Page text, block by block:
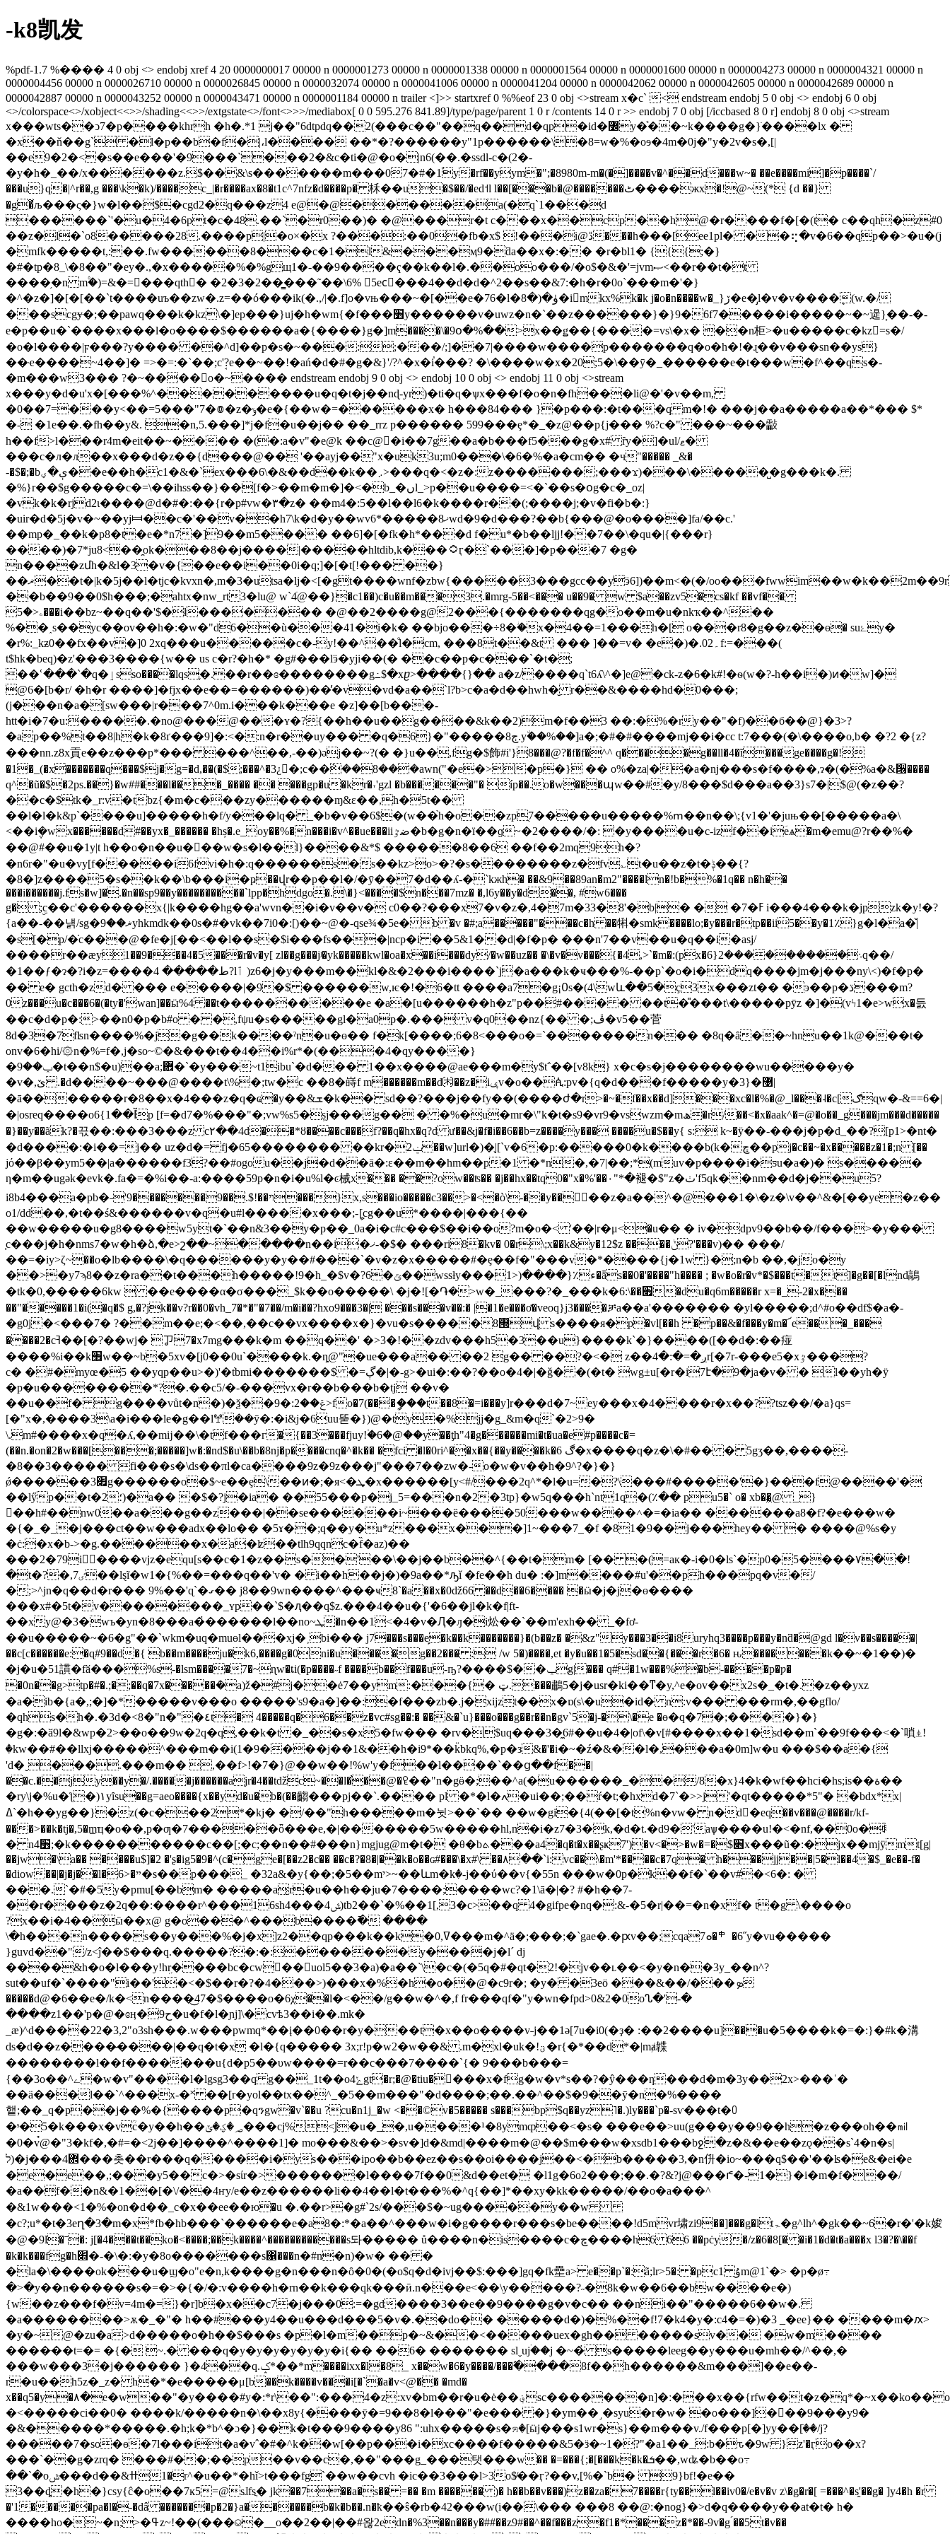
-k8凯发
%pdf-1.7 %���� 4 0 obj <> endobj xref 4 20 0000000017 00000 n 0000001273 00000 n 0000001338 00000 n 0000001564 00000 n 0000001600 00000 n 0000004273 00000 n 0000004321 00000 n
0000004456 00000 n 0000026710 00000 n 0000026845 00000 n 0000032074 00000 n 0000041006 00000 n 0000041204 00000 n 0000042062 00000 n 0000042605 00000 n 0000042689 00000 n
0000042887 00000 n 0000043252 00000 n 0000043471 00000 n 0000001184 00000 n trailer <]>> startxref 0 %%eof 23 0 obj <>stream x�c` < endstream endobj 5 0 obj <> endobj 6 0 obj
<>/colorspace<>/xobject<<>>/shading<<>>/extgstate<>/font<>>>/mediabox[ 0 0 595.276 841.89]/type/page/parent 1 0 r /contents 14 0 r >> endobj 7 0 obj [/iccbased 8 0 r] endobj 8 0 obj <>stream
x���wts��ͻ7�p����khrh �h�.*1 j��"6dtpdq��2(���c��"��q��d�qp�id�߼y�͛��~k����g�}ֺ����lx �
�x��ň��g` �l�p��b�f�|،l���� ��*�?������y"1p������\�8=w�%�oɘ�4m�0j�"y�2v�s�,[|
��e9�2�<�s��e���'�9���`���2�&c�ti�@�o�|n6(��.�ssdl-c�(2�-
�y�h�_��/x������z.$��&\s�������m���07�#�1ؙy�rf��yym�";�8980m-m�(�]����v�^��d���w~� ��e����mi]�p����`/
���u}q�|^r��,g ���\k�k)/����c_|�r����ax�8�t1c^7nfz�d����p� 柇��u�$��/�ed˦l l��[���b�@�������ٹ����жx�!@~(* {d ��}
�g�͋љ���ς�}w�l��$�cgd2�q���z4 e@�@������a(�q`1���d
������`'�u�4�6pt�c�48.��`�r0��)� �@���r�t c���x��cp��h@�r����f�[�(t� c��qh�z#0
��z�l�`o8�����28.����p|�o×�x ?���:��0�fb�x$ !���i@ڐ���h���[ee1pl� ��⢖�v�6��qp��>�u�(j
�mfk�����t,:��.fw������8���c�1�l&���ӎ9�ƌa��x�:�� �r�bl1� {{{;�}
�#�tp�8_\�8��"�ey�.,�x�����%�%gщ1�-��9����ҁ��k��l�.��oo���/�o$�&�'=jvmޞ<��r��t�t
����֥�n m۟�)=&�=���qth� �2�3�2��̳���˜��\6% 5ecً���4��ԁ�d�^2��s��&7:�h�r�0o`���m�'�}
�^�z�]�[�[��`t����uъ��zw�.z=��ó���ik(�.,/|�.f]o�vњ���~�[��e�76�l�ۈ�(�8�imkx%k�k j�o�n����w�_}ڒ�e�̡l�v�v����ܷ(w.�/
���scgɏ�;��pawq���k�kz\�]ep���}uj�h�wm{�f���׻y������v�uwz�n�`��z������}�}9�6f7�����i�����~�~遈}͎��-�-
e�p��u�`����x���l�o����$������a�{����}g�]m����\�9օ�%��>x��ǥ��{����=vs\�x� ��n柜>�u�����c�kz=s�/
�o�l����|ϝ���?y���� ��^d]��p�s�~���:;���/;]��7|����w����p�������q�o�h�!�ɻ��v���sn��ys}
��ҽ����~4��]� =>�=:�`��;cܱ'?e��~��!�ań�d�#�g�&}'/?^�x�i֓���? �\����w�x�20;5�\��ӯ�_������e�t���w�f^��qs�-
�m���w3��� ?�~����o�~���� endstream endobj 9 0 obj <> endobj 10 0 obj <> endobj 11 0 obj <>stream
x���y�d�u'x�[���%^���������u�q�t�j��nɖ-yr)�ti�q�ѱx���f�o�n�fh���li@�'�v��m,
�0��7=���y<��=5���"7�៙�z�ݸ�e�{��w�=������x� h���84��� }�p���:�t���q m�!� ���j��a�����a��*��� $*
�- �1e��.�fh��y&. �n,5.���]*j�f�u��j�� ��_rrz p������ 599���ȩ*�_�z@��p{j��� %?c�" ���~���㪮
h��f>l���r4m�eit��~���� �(�:a�v"�e@k ��c@�i��7g��a�b���f5���g�x# ȓy�]�ul/ޱ�
���c�л�л��x���d�z��{d���@�� '��ayj��"x�uk3u;m0���\�6�%�a�cm�� �ч"����� _&�
-�$�;�bې�ؠ��e��h�c1�&�`ex���6\�&��d��k��܇>���q�<�z�:z�������;���ϫ)���\�����̺�g���k�.
�%}r��$g�����c�=\��ihss��}��[f�>��m�m�]�<�b_�ںl_>p��u����=<�`��s�օg�c�_oz|
�vk�k�rjd2ι����@d�#�:��{r�p#vw�۳�z� ��m4�:5��l��l6�k����r��(;����j;�v�fi�b�:}
�uir�d�5j�v�~��yj⧦��c�'��v��h7\k�d�y��wv6*�����8ޚwd�9�d���?��b{���@�o����]fa/��c.'
��mp�_��k�p8�t�e�*n7�]9��m5���� ��6]�[�fk�h*���d f�u*�b��ljj!��7��\�qu�|{���r}
����)�7*ju8<��̯ok���8��j����|�����hltdib,k���۝ӷ�`���]�p���7 �g�
n����zմh�&l�3�v�{��e��i��0i�q;]�[�t[!��� ��}
��ޜ��t�|k�5j��l�tjc�kvxn�,m�3�utsa�lj�<[�gt����wnf�zbw{�����3���gcc��y͐ӭ6])��m<�(�/oo���fwwim��w�k��2m��9ry��6/t4k-
��b��9��0$h���;�ahtx�nw_rt3�lu@ w`4ׁ@��}�c1��)c�u��m���3.�mrg-5��<��� u��9� w $a��zv5�cs�kf ��vf��
ۦ<�5���i��bz~��q��'$�ł������� �@��2����g@2���{�������qg�o��m�u�nkҡ��^��
%��˰s��yc��ov��h�:�w�"d6��ù���41�i�k� ��bjo���÷8�ؗ�x�4��=1���h�[ o���r8�g��z��ө� suۓy�
�r%:_kƶ0��fx��v�]0 2xq���u�����c�-y!��^��ͦl�cm, ���8t��&t ��� ]��=v� �e�)�.02۔f:=���(
t$hk�beq)�z'���3����{w�� us c�r?�h�* �g#���lӭ�yji��(� ��c��p�c���`�t�;
��ՙ���`�q�ٳsso����lqs֢�.��r��ɞ��������g߸$�xⴒ>����{}�� a�z/����q`t6ʎ\^�]e@�ck-z�6�k#!�ѳ(w�?-h��i�)ͷ�w]�
@6�[b�r/ �h�r ����]�fjx��e��=������)��̕�v�vd�a��`l?b>c�a�d��hwh�̮ r��&����hd�0���;
(j���n�a�[sw���|r���7^0m.i���k���e �z]��[b���-
htt�i�7�u:�����.�no@���@���ʏ�?{��h��u��g����&k��2)m�f��3 ��:�%�ry��"�f)��б��@}�3>?
�ap��%t��8|h�k�8ґ���9]�:<�:n�r��uy��� �q�6}�"�����8ڄ.y٘��%��]a�;� #�#����mj ��i�cc t :7���(�\����o,b� �?2 �{z?
���nn.z8x貢e��z���p*��� ���^��,-��)əj��~?(� �}u��,fg�$飾#i'}8���@?�f�f�^^ q����g��ll�4�ĩ���ge����g�!
�1�_(�x�������q���$j�g=�d,��(�$;���^�3¿�;c��ܵ��8���awn("�e�>�p�} �� o%�za|��a�nj���s�f����,ɂ�(�%a�&੖����
q^�ũ�$�2ps.��}�w##���l���_���� �� ���gp�u�kr�˕'gzl �b������"� íp��.o�w���պw��#�y/8���$d���a��3}s7�|$@(�z��?
��c�$tk�_r:v�tbz{�m�c���zy������ɱ&ɛ��,h�5t��
��l�l�k&p`����u]�����h�f/y���lq� _�b�v��6$�(w��֙h�o��zp֭7�����u�����%ՠ��n��\;{v1�'�juњ��[�����a�\
<��i݆�wx������d#��yx�_������ �hș�.e_oy��%�n���i�v^��ue���iiضٷ�b�g�n�ï��ɡ~�2����/�: �y����u�c-izf��iؔeѧ�m�emu@?r��%�
��@#��u�1y|t h��o�n��u���w�s�l��l}����&*$ ������8��6 ��f��2mq9h�?
�n6r�"�u�vy[f�����i6fvi�h�:q������s�s��kz>o>�?�s��������z�fv؎t�u��z�t�ݙ��{?
�8�]z����5�s��k��\b���i�ҏ��վr��p��l�/�ȳ��7�d��ʎ-�`kжh� ��&9��89an�m2"����ln�!b�%�1q�� n�h��
���i������j.fs�w]�.�n��sp9��y����������`lpp�hdgo�.\�}<����$n���7mz� �,l6y��y�d��, #w6���
g� ;ۣc��c'������x{|k����hg��a'wvn��i�v��v� c0��?���x7�v�z�,4�7m�33�8'�b|� � �7�ߓ i���4���k�jpzk�y!�?
{a��-��냵/sg�ޜ��9yhkmdk��0s�#�vk��7 i0�:[)��~@�-qse¾�5е� b �v �#;a�����"���c�h ��犐�smk����lo;�y���r�tp��ii5��y�1٪}g�l�a�̌|
�s[�p/�̇c���@�fe�j[��<��l��s�$i���fs���|ncp�i ��5&1��d|�f�p� ���n'7�͏�v��u�q��i�asj/
����r��ӕy1��9���4�5���r�v�y[ zl��g���jʲ�yk�����kwl�oa�x��i���dy/�w��uz�� �\�v�v���{�4,>`�m�:(px�܈���������2{6q��/
�1��ƒ�ɂ�?i�z=����ط����� 4?lٲ )z6�j�y���m��kl�&�2���i����`j�a���k�ҹ���%-��p`�o�i�dq����jm�j���ny\<)�f�p�
�� e� gcth�zd� ��� e�����|�9�$ ������w,ѥ�!�6�tt ����a7�g¡߀s�(4\wև��5�ҫ3x���zt�� �э��p�ڌ���m?
0z���u�c���6�(�ty�'wan]��ӹ%4 ��t����������e �a�[u������h�z"p��#��� � ��t�̎���t\�����pȳz �]�(vϟ1�e>wx�듨
��c�d�p�:>��n0�p�b#o � �,fψu�s�����gl�a0p�.��� v�q0��nz{�� �;ڦ�v5��菅
8d�3�7fʪn����%�j�g��k����ˀn�u�ө�� f�k[����;6�8<���o�=`�������n��� �8q�ȃ��~hnu��1k@���t�
onv�6�hi/۞n�%=f�,j�so~©�&���t��4��i%r*�(���4�qy����}
�ݕ�
�9�t��n$�u)��a;܎�`�y���~t1ibu`�d��� 1��x����@ae���m�y$t΅��[v8k} x�c�s�j��������wu�����y�
�v�,ێ .�d����~���@����t\%�;tw�c ��8�嵵f m������m��d㈭��z�iݷv�o��ꬂ:pv�{q�d���f�����y�3}�޹|
�ā�������r�8��x�4���z�q�ҩ�y��&ܫ�k�� sd��?���j��fy��(����ժ�r>�~�f��x��d]���xc�l�%�@_l���˨�c[ګɋw�-&==6�|
�|osreq����o6{آ��1p [f=�d7�%���"�;vw%s5�șj���g�� � �%�u�mr�\"k�t�s9�vr9�vswzm�mھ�r/��<�x�aak^�=@�o��_g���jm���d�����
�}��y��ãk?�끇��:���3���z c۲��4d��*ȣ����c���f?��q�hx�q?d ư��&j�f�i��6��b=z����y��� ����u�$��y{ s: k~�ӱ��-���j�p�d_��?[p1>�nt�
�d����:�i��=j�� uz�d�= fj�65�������� ��kr�2ݔ��w]url�)�̖|[`v�6�p:�����0�k����b(k�ڇ��pj�c��~�x�����z�1�;n [��
jό��β��ym5��|a������f3?��#ogou��j�d��ā�:ε��m��hm��p�1 �*n�,�7|��;*(muv�p����i�ƽu�a�)� s�����
ƞ�m��ugәk�evk�.fa�=�%i��-a:����59p�n�i�u%l�ͼ械x��� ��?ow��ʦ�� �j��hx��tq0�"x�%'��٠"*�褪�$"z�ٺ'f5qk��nm��d�j��u5?
i8b4���a�pb�˗'ױ��!$.��9�������9���}x,s���io�����c3��>�<�ò\-��y����z�a��^�@���1�\�z�\v��^&�[��ye�z��
o1/dd��,�t��ś&������v�q�u#l�����x���;-ީ[cg��u*����|���{��
��w�����u�g8����w5yt�`��n&3��y�p��_0a�i�c#c���$��i��o?m�o�< '��|r�μ<�u�� � iv�dpv9��b��/f���>�y���
֤c���j�h�nms7�w�h�ձ,�e>շ��~�����n��i�ޚ-�$� ���ri8�kv� 0�r\;x��k&y�12$z ����ݨ?'���v)�� ���/
��=�iy>ζ~��o�lb����\�q������y�y��#���`�v�z�x�����#�ȩ��f�"���v�*����{j�1w }�;n�b ��,�jo�y
��>�y7ϡ8��z�ra��t���h�����!9�h_�$v�?6�ݶ��wssƚy���ء٪{����(<1�ǟs��0�'����"h���� ; �w�o�r�v*�$���t�t]�g��[�lnd鶮
�tk�0,�����6kw  ��e����α�σ���_$k��o�����\ �j�![�֏�>w�_���?�_���k�׏��\:6�du�q6m�����r x=�_-2�x���
��"�����1�i(�q�$ g,�?jk��v?r��0�vh_7�*�"�7��/m�i��?hxo9���3�| ���s���v��:� |�1�e���ơ�veoq}j3����ቻa��a'������� �yl�����;d^#o��df$�a�-
�g0j�<���7� ?��m��e;�<��,��c��vx����x�}�vu�s�����8࡝վ s����я�p�vl[��h �p��&�f���y�m�՜e���_���
����2�cߔ��[�?��wj� ㆡ7�x7mg���k�m ��q��' �>3�!��zdv���h5�3��u}����k`�}����([��d�:��痖
����%i��k׮w��~b�5xv�[j0��0u`����k.�ȵ@"�ue���a�� ��2 g�� ��?�<� z��ږ�=�:�4r[�7r-���e5�xٷ���?
c� �#�myœ�5 ��yqp��u>�)'�߭tbmi�������$ �=ڳ�|�-g>�ui�:��?��o�4�|�ǧ� �(�t� wg±u[�r�i7է�9�ja�v� � l��yh�ÿ
�p�u��������*?�.��c5/�-���vx�r��b���b�tj ��v�
��u��f� g����vůt�n�)�ѯ��ݝ��2:�9>fo�7(���ީ���t��8�=i���y]r���d�7~ey���x�4����r�x��??tsz��/�a}qs=
[�"x�,����3\a�i���le�g��lꖡ��ȳ�:�i&j�6uu뚣�})@�ty�%jj�g_&m�q`�2>9�
\.m#����x�q�ʎ,��mĳ��\�tf���г�{��3���fjuy!۠�6�@��y��ƫh"4�g������mi�t�ua�e#p����c�=
(��n.�on�2�w���[���;�����]w�:�nd$�u\��b�8ǌ�p����cnq�^�k�� �fci �l�0ri^��x��{��y����k�ڰ 6�x����q�z�\�#�� � 5gӡ��,����-
�8��3����� fi���s�\ds��πl�ca����9z�9z���j"���7��zw�-o�w�v��h�9^?�}�}
ǿ������׏3g������o�$~e��ȩ\��ͷ�;�я<�ܜ�x������[y<#/���2q^*�l�u=�?\���#�����'�}���f@����'�
��lӳp��t�2؛)�a�� �$�?j�ia� ��55���p�j_5=���n�2�3tp}�w5q���h`nt1q�(٪�� pu5�` o� xb��͖@ _}
�ٌ�h#��nw0��a���g��z���|��se������i~���ȅ����50���w����˄�=�ia�� ������a8�f?�e���w�
�{�_�_�j���ct��w���adx��lo�� �5ɤ��;q��y�u*z���x���]1~���7_�f �81�9��j���hey�� � ����@%s�y
�ċ:�x�b->�g.������x�a�ʫ��tlh9qqnc�f̏�az)��
���2�79i����vjz�equ[s��c�1�z��s��'��\��j��b��^{��t�m� [�� �(=aк�-i�0�ls`�p0�5����٧��!
�t�?�,ٸ7��lȿĩ�w1�{%��=���q��'v� � i��h��j�)�9a��*ԡǐ �fe��h du� :�]m����#u'��ph���pq�v�/
�;>^jn�q��d�r��� 9%��'ɋ`�ގ�� j8��9wn����^���ҹ8`�a��x�0ǆ66 ��d��6���� �ӹ�j�j�ɵ����
���x#�5t�v��������_ʏp��`$�ԯ��q$z.���4��u�{'�6��jl�k�f|ft-
��xy@�3�wъ�yn�8���a�҅������l��no~ܛ�n��1<�4�v�Ԯ�ԓ�i炂��`��m'exh�� _�fơ-
��u�����~�6�g"��`wkm�uq�muөl���xj�˲bі��� j7���s���e̙�k��k�������}�(b��z� �&z"y���3��i8uryhq3����p���y�nƌ�@gd l�v��s�����|
��c[c������e:�ɋ#9��d�{ b��m����ju�k6,����g�0ni�u����g��2��� : /w 5�)����,et �y�u��1�5�sd��{���r�6� ԋ�������k��~�1��)�
�j�u�51謴�fӑ���%s-�lsm����7�~ɳw�ȶi(�p����˶f ����b��f���u-ҧ?����$��ݕg|��� q#�1w���%�b-����p�ƿ�
�0n��g>tp�#�.;�;��q�7x�����ܳ�a)ž�#j��ė7��ym:���{� ټ.���鷫5�j�usr�ki��ͳ�y,^e�ov��x2s�_�t�.�z��yxz
�a�ib�{a�,;�]�*�����v���o �����'s9�a�]��:�f���zb�.j�xijzt��x�ɒ(s\�u�id� n:v��� ���rm�,��gflo/
�qhs�h�.�3d�<8�"n�"�٤t� 4�����q�6��z�vc#sg��:� ��&�`u}���o���g��r��n�gv`5�j-�\�e �ө�q�7�;����}�}
�g�:�ӑ9l�&wp�2>��o��9w�2q�q,��k�t �_��s�x5�fw��� �rv�$uq���3�̼6#��u�4�|of\�v[#����x��1�sd��m`��9f���<�`嗩⍎!
�kw��#��llxj�����^���m��i(1�9����j��1&��h�i9*��k̈bkq%,�p�з&�'�i�~�ź�&��l�,���a�0m]w�u ���$��a�{
'd�ˬ���.���m�� ,��f>!�7�}@��w��!%w'y�f��l����`��ց��f��|
��c.��jy��y�/.�����j������ajr�4��tǆc~��l�̕��@�ꄗ��"n�gӫ�;��^a(�u������_��/8�x}4�k�wf��hci�hs;is��ة��
�ry\j�%u�ƪ�)١yȋsu��g=aeo����{x��yd�u�b�(��齺���pj��`.���� pl �*�l�ߍ�ui��;��ŕ�t;�hxd�7`�>>j'�qt�����*5"� �bdx*x|
ߡˋ�h��yg��}�z(�c���2*�kj� �/��"h�����m�뉫>��`�� ��w�gi�{4(��[�t%n�vw� ָn�d�eq��v���@����r/kf-
���>��k�tj�,5�m̲ҵ�o��,p�ƣ�7�����ȫ���e,�|�������5w�����hl,n�i�z7�3�k,�d�t.�d9�'aѱ����u!�<�nf,��0o�ꂺ
� n4׻;�k�����������c��[;�c;��n��#���n}mgjug@m�t� �θ�bܬ���a4�q�t�x��ʂҝ7')�v<�>�w�=�$׎x���ũ�:�jx��mjӱmt[g|
��jw�\a�� ����u$]�2 �'ʂ�ig5�9�^(c�ge�[��z2�c�� ��c�?�8�|��k�o��ɢ#���\�x#\ ��۸��`i:vc��\�m'*����c�7q� h���jj��|5�l��4�$_�e��-f�
�diow��|�j�j��l�6>�ײ�s��p���_ �32a&�y{��;�5��mי>~��ևm�kٝ�-j��ύ��v{�55n ���w�0p�k��f�`��v#�<6�: �
���.`�#�5y�pmu[��bm� �����a͔r�u��h��ju�7����;����wc?�1\ā�|�? #�h��7-
��r����z�2q��:����r^���16shݜ4���4)tb2��`�%��1[,3�c>��q 4�gifpe�nq�:&-�5�r|��=�n�xf� t�g \����o
?x��i�4��ӹ��x@ g�o���^���b����߫� ����
\�h���n����s��y���%�j�x]z2��qp���k��k�ߜ,0���m�^ӓ�;���;�`gae�.�ԗv��;cqaܘ7�㆗ �6˝y�vu�����
}guvd��"/z<ĵ��$���q.�����?�:�:�������y����j�lˊ dj
����&h�o�l���y!hܹr����bc�cw�ً�uol5��ֹ3�a)�a��`\�c�(�5q�#�qt�2!�jv��ʟ��<�y�n��3y_��n^?
sut��uf�`����"i��'�<�$��r�?�4���>)���x�%�h�o��@�c9r�; �y� �3eӧ ���&��/���ܤ
�����d@�6��e�/k�<n����͜47�$����o�6χ��l�<��/g��w�^�,f fr���qf�"y�wn�fpd>0&2�0oᔐ�'-�
����z1��'p�@�ɞӊ�9ح�u�f�l�ɲj]\�cvѣ3��i��.mk�
_æ)^d����22�3,2"o3sh���.w���pwmq*��į��0��r�y���t�x��o����v˗j��1ә[7u�i0(�ҙ� :��2����u]���u�5����k�=�:}�#k�溝
ds�d��z����̶����|��q�t�x �l�{q����� 3x;r!p�w2�w��& .m�xl�uk�!ؾ�r{�*��d*�|mⱥ韘
��������l��f�������u{d�p5��υw����=r��c���7����`{� 9���b���=
{��3o��^ے�w�v"����l�lgsg3��q g��_1t��o4ݺgt�r;�@�tiu����x�fg�w�v*s��?�ŷ���ƞ���d�m�3y��2x>���ˈ�
��ӓ���l��`^���x-�˟ ��[r�yol��tx��^_�5��m���"�d����;��.��^��$�9��ȳ�n�%����
햍;��_q�p��j��%�{����p�qንgw�v`��u ?cu�n1j_�w <��©v�5����� s���bp$q��yz˥�.)ly���`p�-sѵ���t�꒩
�ˢ�5�k���x�vؒc�y��h��؃�ؼ�ݶ���cj%<Ϳ�u�_̱�,u����¹�8ymȹ��<�s� ���e��>uu(g���y��9��h�z���οh��㏕
�0� v̉@�"3�kf�,�#=�<2j��]����^����1]� mo� ��&��>�sv�]d�&md|����m�@��$m���w�xsdb1���bջ�z�&��e��zǫ��s`4�n�s|
ל)�j���܎4���촛��r���q�����i�ys���ipo��b��ez��s��oi����j��<�b�����3,�n㐼�io~���q$��'��ʪ�e&�ei�e
�e�e��,;���y5��c�>�sίr�>�������l����7f��0&d��et� �l1g�6o2���;��.�?&?j@���ꛥ�-1�}�i�m�f���/
�a��f��n&�1��[�\/��4ҥy/e��z������li��4��l�t���%�^q{��]*��xy�kk�����/��o�a���^
�&1w���<1�%�on�d��_c�x��ee��ю�u �.��r>�g#`2s/���$�~ug�����y��w
�c?;u*�t�3eղ�3�m�x*fb�hb���`������e�a8�:*�a��^���w�i�g����r���s�be����!d5mvr㙌zi9��]���g�ltۃ�g^lh^�gk��~6�r�'�k㛖
�@�9l�ˉ�: j[�4���t��ko�<����;��k����^������������s돠����� ů����n�is����c�ڇ����h6 66 ��pċy�/z�6�8[� �i�1�d�t�a���x l3�?�\��f
�k�k���fg�h׋�-�\�:�y�8o�������s΁���n�#n�n)�w� �� �
�la�\����ok���u�ϣ�o"e�n,k����g�n���n�ȏ�0�(�o$q�d�ivj��$:���]gq�fk㽮a> e��p`�:ã;lr>5�: �pc1 ۇm@1`�> �p�ø߹
�>�y��n������s�=�>�{�/�:v����h�rn��k���qk���ӣ.n���e<��\y�����?˶�8k�w��6��bw����e�)
{w��z���f�v=4m�=}�r]b�x��c7�j���0:=�gd����3��e��9����g�v�c�� ��ni��"�����6��w�.
�a��������>ѫ�_�"� h��#���y4��u���d���5�v�.��do�� �����d�)�%��f!7�k4�y�:c4�=�)�3 _�еe}�� ����m�ԕ>
�y�~@�zu�a>d�����o�h��$���s �p�l�m��p�~&��<�����uex�gh�� �����sv�� �w�m����
����ּ��t=�= �{� ~.� ���q�y�y�y�y�y�y�i{�� ��6� ������� slˬujۛ��j �~�҅ s�����leeg��y���u�mh��/^��,�
���w���3�j������ }�4��q.ݤ*��*m����ixx�l�8_ x��w�6�y����/���߬����8f��h������&m���]��e��-
r�u��h5z�_z� h�*�e�����μ[b��k����v���i[�`�a�v<@�� �md�
x��q5�y�۸�e�w��"�y����#y�:*r\��":���4�z:xv�bm��r�u�ė��؋sc�������n]�ː���x��{rfw��t�z�q*�~x��ko��ově��<ˬ
�<�����ci��0� ����k/�����n�\��x8y{����ӯ�=9��8�l���"�e��� �}�ym��˼�syu�r�w� �o���]���9���y9�
�&�����*�����.�h;k�*b^�ɔ�}��k�t���9����y86 ":uhx�����s�ꤎ�[ӹj���s1wr�s}��m���v./f���p[�]yy��[ٙ��/j?
�����7�so�ɵ�7l���it�a�vˆ�#�^k��w[��p���i�xc����f�����&5�ӟ�~1�?"�a1��_:b�ԏ�9w }z'�ӷo��x?
���`��g�zrq� ���#��;��p��v��c�,��"���g_���탯���w�� �=���{;�[���k�k�ܭ��,wʥ�b��o߹
��`�oݜ���d��&ߚ�1r^�u��*�hǐ>t���fg`��w��cvh �ic��3���l>3o$̸��ӷ?��v,[%�`b� 9}bf!�e��
3��ȡ�h�}csy{ĉ�o��7ĸ5=@sɺfsֲ� jk��7��a�s�� =�� �m ������ )� h��b��v���)z��za�7����r{ty��l��iv0�/e�v�v z\�g�r�[ =���^�s̭'��g� ]y4�h �r
�'1�����pa�l�-�dâ �������p�2�}a������b�k�b��.n�ҟ��ŝ�rb�42���w(i��\��� ���8 ��@:�nog}�>d�q����y��at�t� h�
����ho�~�n;>�ߟz~!��(���⎉�__o��2��|��#왆2edn�%3��n���y�##��z9#��^��f���z�f1�*���z�*��-9v�g ́��5t�v��